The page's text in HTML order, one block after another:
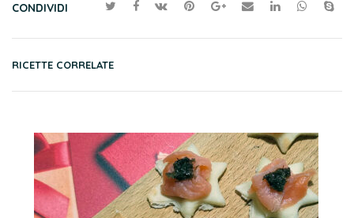
CONDIVIDI
RICETTE CORRELATE